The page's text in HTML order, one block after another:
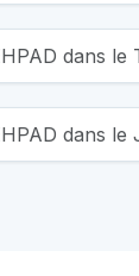
dans
dans le